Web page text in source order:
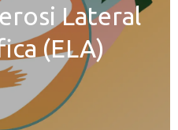
Lateral
(ELA)